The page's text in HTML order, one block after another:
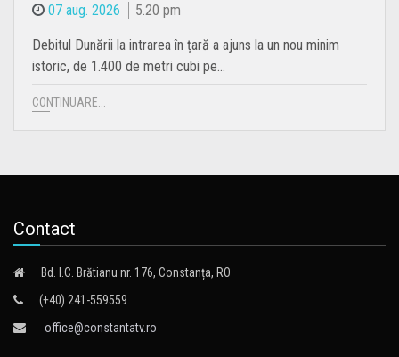
07 aug. 2026 5.20 pm
Debitul Dunării la intrarea în țară a ajuns la un nou minim
istoric, de 1.400 de metri cubi pe…
CONTINUARE...
Contact
Bd. I.C. Brătianu nr. 176, Constanța, RO
(+40) 241-559559
office@constantatv.ro